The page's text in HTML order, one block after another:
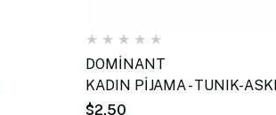
★ ★ ★ ★ ★
DOMİNANT
KADIN PİJAMA - TUNIK-
$2.50